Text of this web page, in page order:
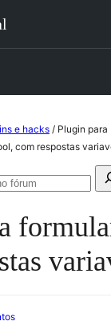
e hacks/ Plugin para
com respostas